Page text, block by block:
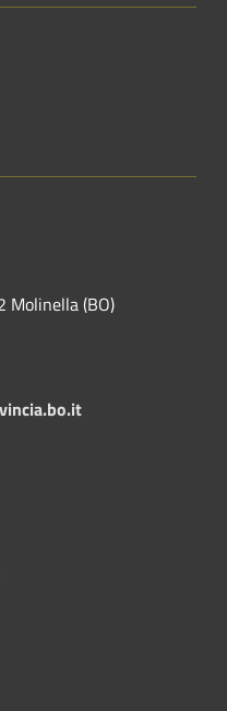
Molinella (BO)